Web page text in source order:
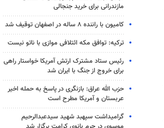
مازندرانی برای خرید جنجالی
کامیون با راننده ۸ ساله در اصفهان توقیف شد
ترکیه: توافق مکه ائتلافی موازی با ناتو نیست
رئیس ستاد مشترک ارتش آمریکا خواستار راهی
برای خروج از جنگ با ایران شد
حزب الله عراق: بازنگری در پاسخ به حمله اخیر
عربستان و آمریکا مطرح است
گرامیداشت سپهبد شهید سیدعبدالرحیم